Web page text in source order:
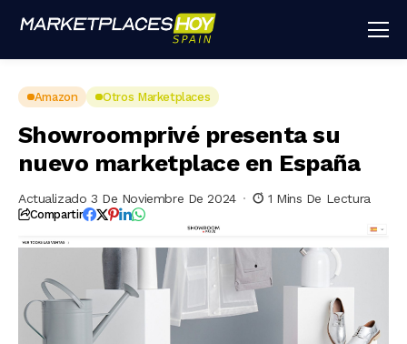
Amazon Otros Marketplaces
Showroomprivé presenta su
nuevo marketplace en España
Actualizado 3 De Noviembre De 2024 1 Mins De Lectura
Compartir